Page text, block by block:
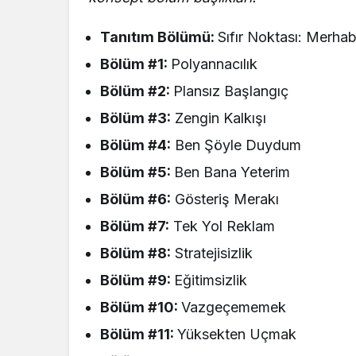
Tanıtım Bölümü:Sıfır Noktası:
Bölüm #1: Polyannacılık
Bölüm #2: Plansız Başlangıç
Bölüm #3: Zengin Kalkışı
Bölüm #4: Ben Şöyle Duydum
Bölüm #5: Ben Bana Yeterim
Bölüm #6: Gösteriş Merakı
Bölüm #7: Tek Yol Reklam
Bölüm #8: Stratejisizlik
Bölüm #9: Eğitimsizlik
Bölüm #10:Vazgeçememek
Bölüm #11:Yüksekten Uçmak